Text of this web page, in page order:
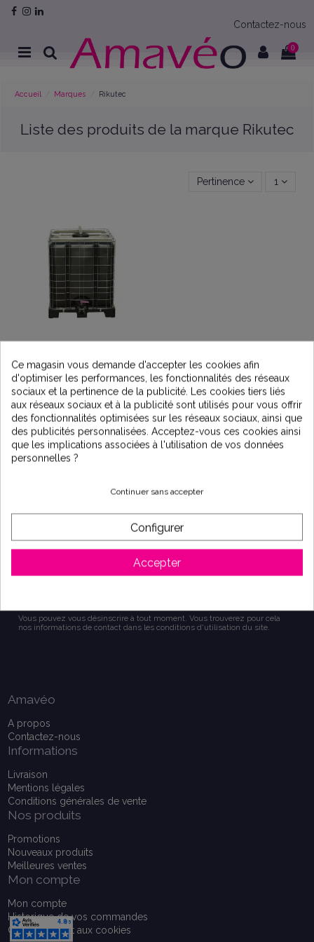
Contactez-nous
0
Accueil Marques Rikutec
Liste des produits de la marque Rikutec
Pertinence 1
aérienne pour eaux de
pluie 1m3
595,00 €
S'inscrire à la lettre d'information
Vous pouvez vous désinscrire à tout moment. Vous trouverez pour cela
nos informations de contact dans les conditions d'utilisation du site.
Amavéo
A propos
Contactez-nous
Informations
Livraison
Mentions légales
Conditions générales de vente
Nos produits
Promotions
Nouveaux produits
Meilleures ventes
Mon compte
Mon compte
Historique de vos commandes
Consentement aux cookies
Ce magasin vous demande d'accepter les cookies afin
d'optimiser les performances, les fonctionnalités des réseaux
sociaux et la pertinence de la publicité. Les cookies tiers liés
aux réseaux sociaux et à la publicité sont utilisés pour vous offrir
des fonctionnalités optimisées sur les réseaux sociaux, ainsi que
des publicités personnalisées. Acceptez-vous ces cookies ainsi
que les implications associées à l'utilisation de vos données
personnelles ?
Continuer sans accepter
Configurer
Accepter